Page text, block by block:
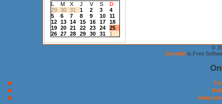
L
M X J V S
D
29
30 31 1 2 3
4
5
6 7 8 9 10
11
12
13 14 15 16 17
18
19
20 21 22 23 24
25
26
27 28 29 30 31 1
©
Joomla! is Free